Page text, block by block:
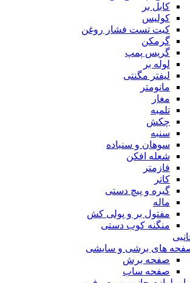
کابل بر
کولیس
کیت تست فشار روغن
گرمکن
گریس پمپ
لوله بر
لیفتر مگنتی
مانومتر
مغار
تلمبه
چکش
سنبه
سوهان و سنباده
شعله افکن
فازمتر
کاتر
گیره و پیچ دستی
ماله
مفتول بر و پولی کش
منگنه کوب دستی
های برشی و سایشی
صفحه برش
صفحه ساب